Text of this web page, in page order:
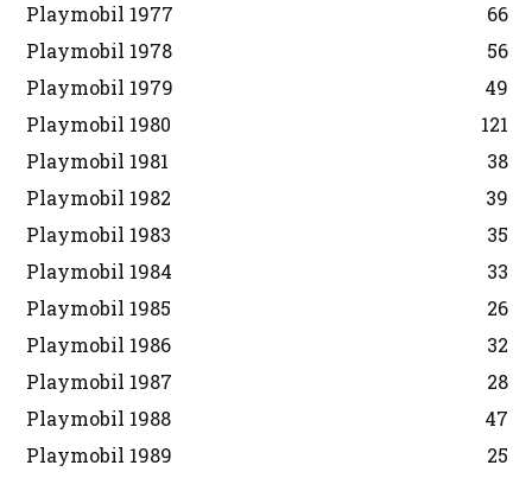
Playmobil 1977
66
Playmobil 1978
56
Playmobil 1979
49
Playmobil 1980
121
Playmobil 1981
38
Playmobil 1982
39
Playmobil 1983
35
Playmobil 1984
33
Playmobil 1985
26
Playmobil 1986
32
Playmobil 1987
28
Playmobil 1988
47
Playmobil 1989
25